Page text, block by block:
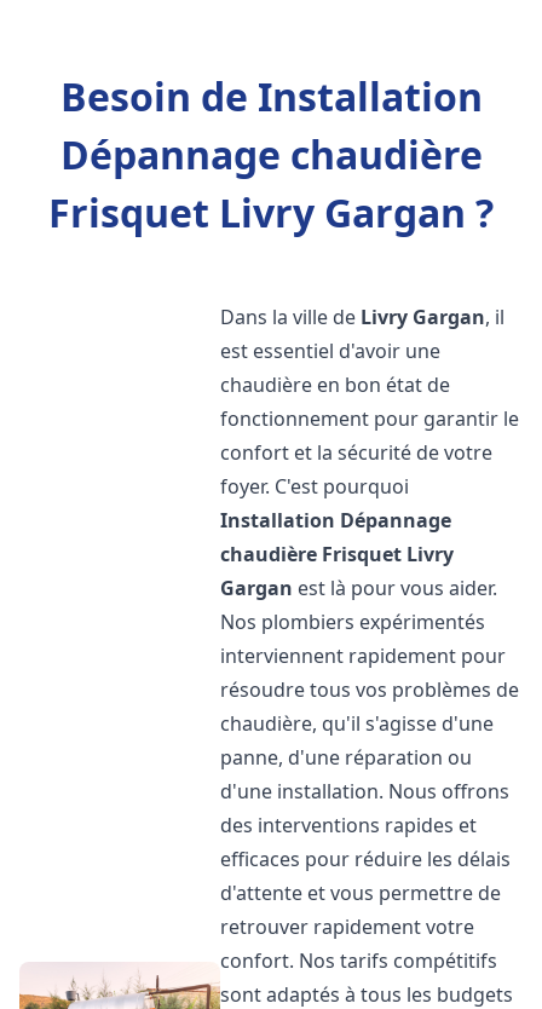
Besoin de Installation
Dépannage chaudière
Frisquet Livry Gargan ?
Dans la ville de Livry Gargan, il
est essentiel d'avoir une
chaudière en bon état de
fonctionnement pour garantir le
confort et la sécurité de votre
foyer. C'est pourquoi
Installation Dépannage
chaudière Frisquet Livry
Gargan est là pour vous aider.
Nos plombiers expérimentés
interviennent rapidement pour
résoudre tous vos problèmes de
chaudière, qu'il s'agisse d'une
panne, d'une réparation ou
d'une installation. Nous offrons
des interventions rapides et
efficaces pour réduire les délais
d'attente et vous permettre de
retrouver rapidement votre
confort. Nos tarifs compétitifs
sont adaptés à tous les budgets